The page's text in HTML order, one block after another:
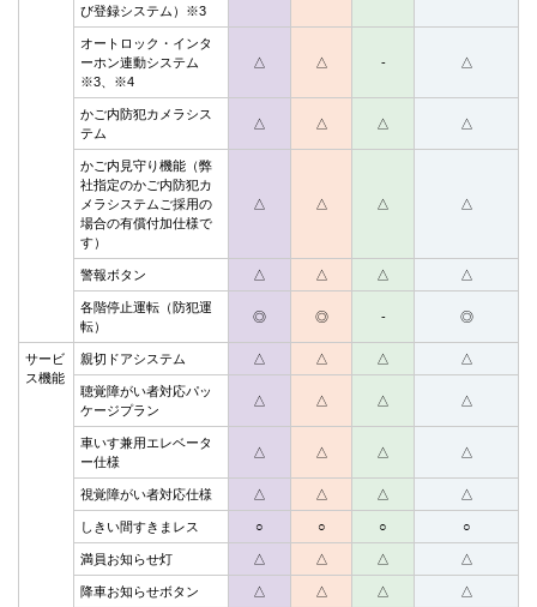
び登録システム）※3
オートロック・インタ
ーホン連動システム
※3、※4
△ △ - △
かご内防犯カメラシス
テム
△ △ △ △
かご内見守り機能（弊
社指定のかご内防犯カ
メラシステムご採用の
場合の有償付加仕様で
す）
△ △ △ △
警報ボタン △ △ △ △
各階停止運転（防犯運
転）
◎ ◎ - ◎
サービ
ス機能
親切ドアシステム △ △ △ △
聴覚障がい者対応パッ
ケージプラン
△ △ △ △
車いす兼用エレベータ
ー仕様
△ △ △ △
視覚障がい者対応仕様 △ △ △ △
しきい間すきまレス ○ ○ ○ ○
満員お知らせ灯 △ △ △ △
降車お知らせボタン △ △ △ △